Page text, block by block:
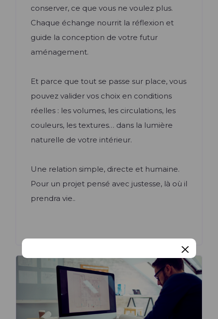
conserver, ce que vous ne voulez plus.
Chaque échange nourrit la réflexion et
guide la conception de votre futur
aménagement.
Et parce que tout se passe sur place, vous
pouvez valider vos choix en conditions
réelles : les volumes, les circulations, les
couleurs, les textures… dans la lumière
naturelle de votre intérieur.
Une relation simple, directe et humaine.
Pour un projet pensé avec justesse, là où il
prendra vie..